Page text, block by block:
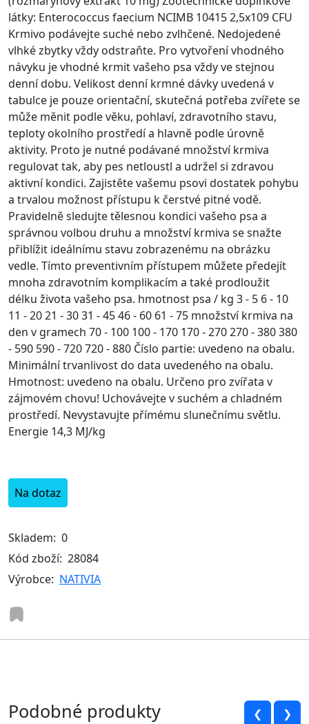
látky: Enterococcus faecium NCIMB 10415 2,5x109 CFU
Krmivo podávejte suché nebo zvlhčené. Nedojedené
vlhké zbytky vždy odstraňte. Pro vytvoření vhodného
návyku je vhodné krmit vašeho psa vždy ve stejnou
denní dobu. Velikost denní krmné dávky uvedená v
tabulce je pouze orientační, skutečná potřeba zvířete se
může měnit podle věku, pohlaví, zdravotního stavu,
teploty okolního prostředí a hlavně podle úrovně
aktivity. Proto je nutné podávané množství krmiva
regulovat tak, aby pes netloustl a udržel si zdravou
aktivní kondici. Zajistěte vašemu psovi dostatek pohybu
a trvalou možnost přístupu k čerstvé pitné vodě.
Pravidelně sledujte tělesnou kondici vašeho psa a
správnou volbou druhu a množství krmiva se snažte
přiblížit ideálnímu stavu zobrazenému na obrázku
vedle. Tímto preventivním přístupem můžete předejít
mnoha zdravotním komplikacím a také prodloužit
délku života vašeho psa. hmotnost psa / kg 3 - 5 6 - 10
11 - 20 21 - 30 31 - 45 46 - 60 61 - 75 množství krmiva na
den v gramech 70 - 100 100 - 170 170 - 270 270 - 380 380
- 590 590 - 720 720 - 880 Číslo partie: uvedeno na obalu.
Minimální trvanlivost do data uvedeného na obalu.
Hmotnost: uvedeno na obalu. Určeno pro zvířata v
zájmovém chovu! Uchovávejte v suchém a chladném
prostředí. Nevystavujte přímému slunečnímu světlu.
Energie 14,3 MJ/kg
Na dotaz
Skladem: 0
Kód zboží: 28084
Výrobce: NATIVIA
Podobné produkty ❮ ❯